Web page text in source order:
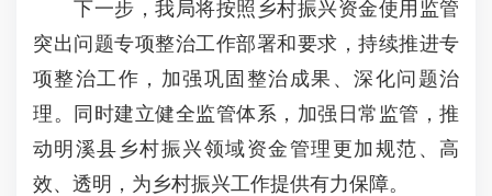
下一步，我局将按照乡村振兴资金使用监管
突出问题专项整治工作部署和要求，持续推进专
项整治工作，加强巩固整治成果、深化问题治
理。同时建立健全监管体系，加强日常监管，推
动明溪县乡村振兴领域资金管理更加规范、高
效、透明，为乡村振兴工作提供有力保障。